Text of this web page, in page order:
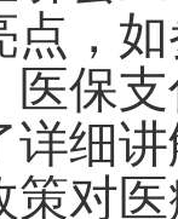
点，
医保
详细
策对